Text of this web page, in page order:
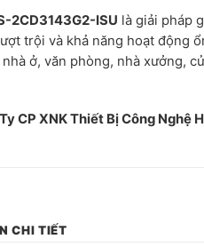
2CD3143G2-ISU là giải pháp
trội và khả năng hoạt động
ở, văn phòng, nhà xưởng,
CP XNK Thiết Bị Công Nghệ
CHI TIẾT